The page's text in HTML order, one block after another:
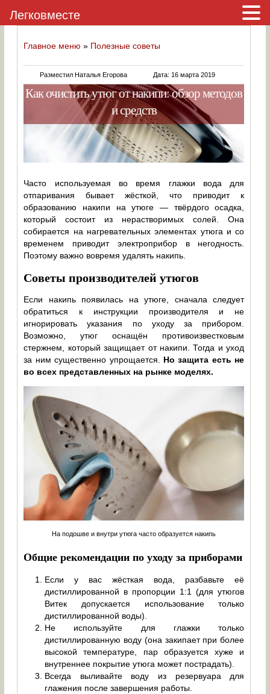
Главное меню » Полезные советы
Разместил Наталья Егорова Дата: 16 марта 2019
Как очистить утюг от накипи: обзор методов
и средств
Часто используемая во время глажки вода для
отпаривания бывает жёсткой, что приводит к
образованию накипи на утюге — твёрдого осадка,
который состоит из нерастворимых солей. Она
собирается на нагревательных элементах утюга и со
временем приводит электроприбор в негодность.
Поэтому важно вовремя удалять накипь.
Советы производителей утюгов
Если накипь появилась на утюге, сначала следует
обратиться к инструкции производителя и не
игнорировать указания по уходу за прибором.
Возможно, утюг оснащён противоизвестковым
стержнем, который защищает от накипи. Тогда и уход
за ним существенно упрощается. Но защита есть не
во всех представленных на рынке моделях.
На подошве и внутри утюга часто образуется накипь
Общие рекомендации по уходу за приборами
Если у вас жёсткая вода, разбавьте её
дистиллированной в пропорции 1:1 (для утюгов
Витек допускается использование только
дистиллированной воды).
Не используйте для глажки только
дистиллированную воду (она закипает при более
высокой температуре, пар образуется хуже и
внутреннее покрытие утюга может пострадать).
Всегда выливайте воду из резервуара для
глажения после завершения работы.
Легковместе